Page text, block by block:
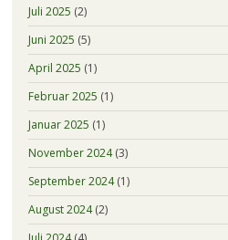
Juli 2025 (2)
Juni 2025 (5)
April 2025 (1)
Februar 2025 (1)
Januar 2025 (1)
November 2024(3)
September 2024(1)
August 2024(2)